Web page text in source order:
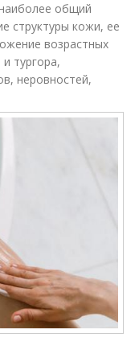
общий
структуры кожи, ее
возрастных
тургора,
неровностей,